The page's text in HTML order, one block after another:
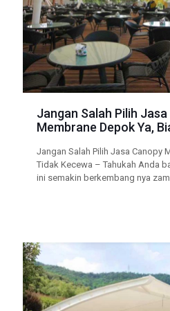
Jangan Salah Pilih
Membrane Depok Ya,
Jangan Salah Pilih Jasa Canopy
Tidak Kecewa – Tahukah Anda
ini semakin berkembang nya